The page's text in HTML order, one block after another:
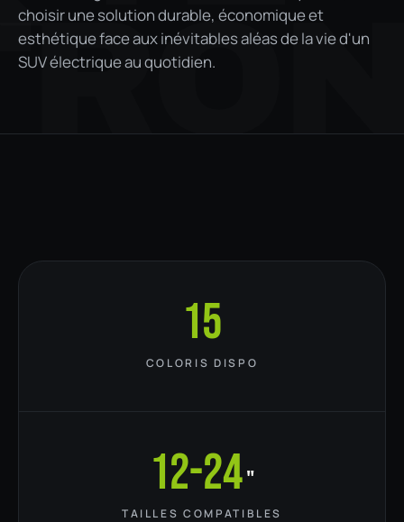
choisir une solution durable, économique et
esthétique face aux inévitables aléas de la vie d'un
SUV électrique au quotidien.
15
COLORIS DISPO
12-24"
TAILLES COMPATIBLES